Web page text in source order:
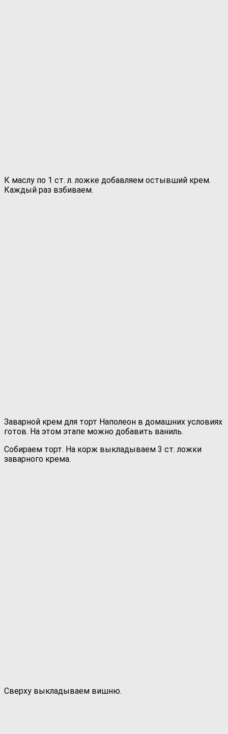
К маслу по 1 ст. л. ложке добавляем остывший крем.
Каждый раз взбиваем.
Заварной крем для торт Наполеон в домашних условиях
готов. На этом этапе можно добавить ваниль.
Собираем торт. На корж выкладываем 3 ст. ложки
заварного крема.
Сверху выкладываем вишню.